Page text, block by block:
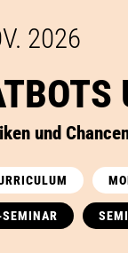
2026
und